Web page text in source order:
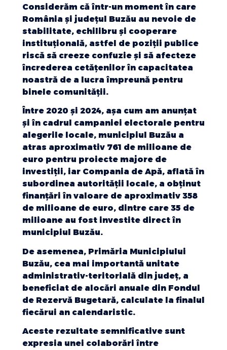
Considerăm că într-un moment în care
România și județul Buzău au nevoie de
stabilitate, echilibru și cooperare
instituțională, astfel de poziții publice
riscă să creeze confuzie și să afecteze
încrederea cetățenilor în capacitatea
noastră de a lucra împreună pentru
binele comunității.
Între 2020 și 2024, așa cum am anunțat
și în cadrul campaniei electorale pentru
alegerile locale, municipiul Buzău a
atras aproximativ 761 de milioane de
euro pentru proiecte majore de
investiții, iar Compania de Apă, aflată în
subordinea autorității locale, a obținut
finanțări în valoare de aproximativ 358
de milioane de euro, dintre care 35 de
milioane au fost investite direct în
municipiul Buzău.
De asemenea, Primăria Municipiului
Buzău, cea mai importantă unitate
administrativ-teritorială din județ, a
beneficiat de alocări anuale din Fondul
de Rezervă Bugetară, calculate la finalul
fiecărui an calendaristic.
Aceste rezultate semnificative sunt
expresia unei colaborări între